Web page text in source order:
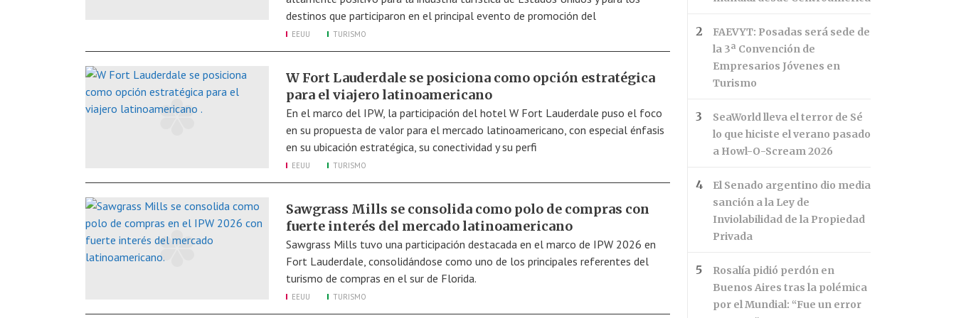
destinos que participaron en el principal evento de promoción del
EEUU TURISMO
W Fort Lauderdale se posiciona como opción estratégica
para el viajero latinoamericano
En el marco del IPW, la participación del hotel W Fort Lauderdale puso el foco
en su propuesta de valor para el mercado latinoamericano, con especial énfasis
en su ubicación estratégica, su conectividad y su perfi
EEUU TURISMO
Sawgrass Mills se consolida como polo de compras con
fuerte interés del mercado latinoamericano
Sawgrass Mills tuvo una participación destacada en el marco de IPW 2026 en
Fort Lauderdale, consolidándose como uno de los principales referentes del
turismo de compras en el sur de Florida.
EEUU TURISMO
FAEVYT: Posadas será sede de
la 3ª Convención de
Empresarios Jóvenes en
Turismo
SeaWorld lleva el terror de Sé
lo que hiciste el verano pasado
a Howl-O-Scream 2026
El Senado argentino dio media
sanción a la Ley de
Inviolabilidad de la Propiedad
Privada
Rosalía pidió perdón en
Buenos Aires tras la polémica
por el Mundial: “Fue un error